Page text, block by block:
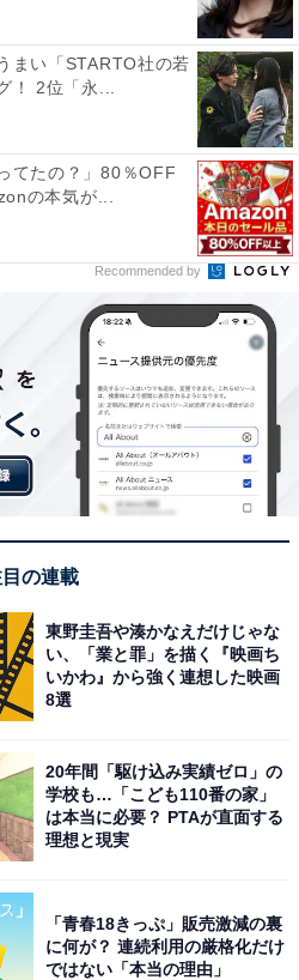
ス・ドジャースの大谷翔平選
は、岩手・花巻東高時代から
、北海道日本ハムファイター
なす「二刀流」として日本で
、米国ロサンゼルス・エンゼ
。
グ新人王を獲得。2021年に
ムに初出場し、専門誌選出の
2023年、日本人初の本塁打王
も選出されました。
に移籍した2024年も大活躍が
松井秀喜さんが持っていた日
録「175本」を抜いて、記録
ます。快進撃を続ける姿が、
」イメージと合致するようで
クションで編集やカメラ、デ
での全ランキング結果を見
まい「STARTO社の若
！ 2位「永...
てたの？」80％OFF
の本気が...
Recommended by
の連載
東野圭吾や湊かなえだけじゃな
い、「業と罪」を描く『映画ち
いかわ』から強く連想した映画
8選
20年間「駆け込み実績ゼロ」の
学校も…「こども110番の家」
は本当に必要？ PTAが直面する
理想と現実
「青春18きっぷ」販売激減の裏
に何が？ 連続利用の厳格化だけ
ではない「本当の理由」